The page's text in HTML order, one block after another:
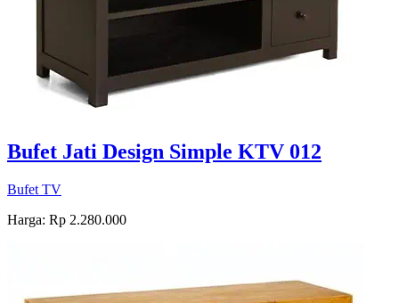
Bufet Jati Design Simple KTV 012
Bufet TV
Harga: Rp 2.280.000